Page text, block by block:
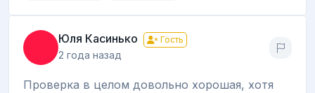
Юля Касинько Гость
2 года назад
Проверка в целом довольно хорошая, хотя